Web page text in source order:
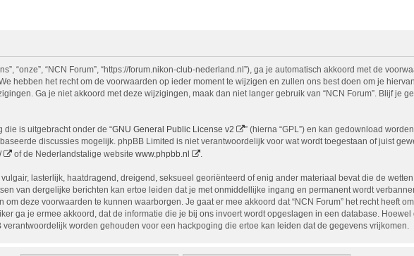
“onze”, “NCN Forum”, “https://forum.nikon-club-nederland.nl”), ga je automatisch akkoord met de
hebben het recht om de voorwaarden op ieder moment te wijzigen en zullen ons best doen om je
Ga je niet akkoord met deze wijzigingen, maak dan niet langer gebruik van “NCN Forum”. Blijf je
is uitgebracht onder de “GNU General Public License v2 ” (hierna “GPL”) en kan gedownload
discussies mogelijk. phpBB Limited is niet verantwoordelijk voor wat wordt toegestaan of juist
of de Nederlandstalige website www.phpbb.nl .
lasterlijk, haatdragend, dreigend, seksueel georiënteerd of enig ander materiaal bevat die de
van dergelijke berichten kan ertoe leiden dat je met onmiddellijke ingang en permanent wordt
deze voorwaarden te kunnen waarborgen. Je gaat er mee akkoord dat “NCN Forum” het recht heeft
ga je ermee akkoord, dat de informatie die je bij ons invoert wordt opgeslagen in een database.
verantwoordelijk worden gehouden voor een hackpoging die ertoe kan leiden dat de gegevens vrijkomen.